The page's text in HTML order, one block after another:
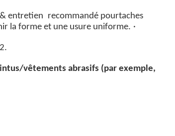
& entretien recommandé pourtaches
la forme et une usure uniforme. ·
2.
vêtements abrasifs (par exemple,